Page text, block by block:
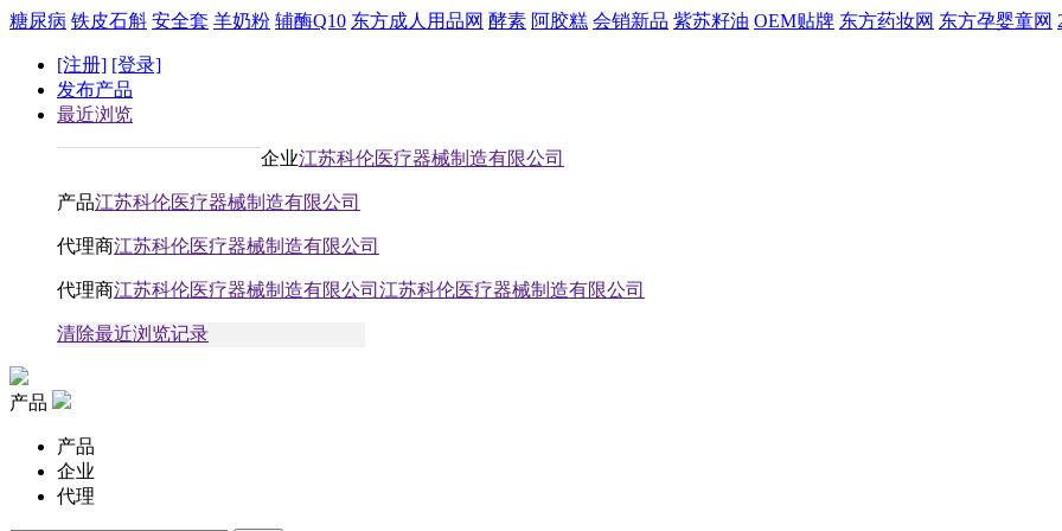
糖尿病 铁皮石斛 安全套 羊奶粉 辅酶Q10 东方成人用品网 酵素 阿胶糕 会销新品 紫苏籽油 OEM贴牌 东方药妆网 东方孕婴童网
[注册] [登录]
发布产品
最近浏览
企业江苏科伦医疗器械制造有限公司
产品江苏科伦医疗器械制造有限公司
代理商江苏科伦医疗器械制造有限公司
代理商江苏科伦医疗器械制造有限公司江苏科伦医疗器械制造有限公司
清除最近浏览记录
产品
产品
企业
代理